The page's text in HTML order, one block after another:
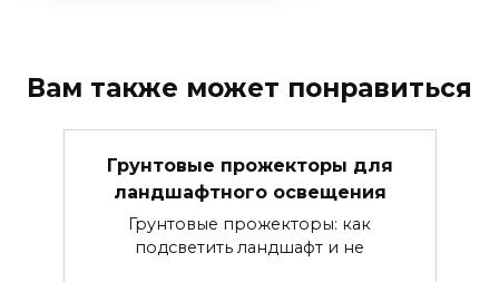
Вам также может понравиться
Грунтовые прожекторы для
ландшафтного освещения
Грунтовые прожекторы: как
подсветить ландшафт и не